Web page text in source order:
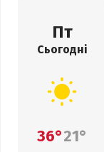
Пт
Сьогодні
36°21°